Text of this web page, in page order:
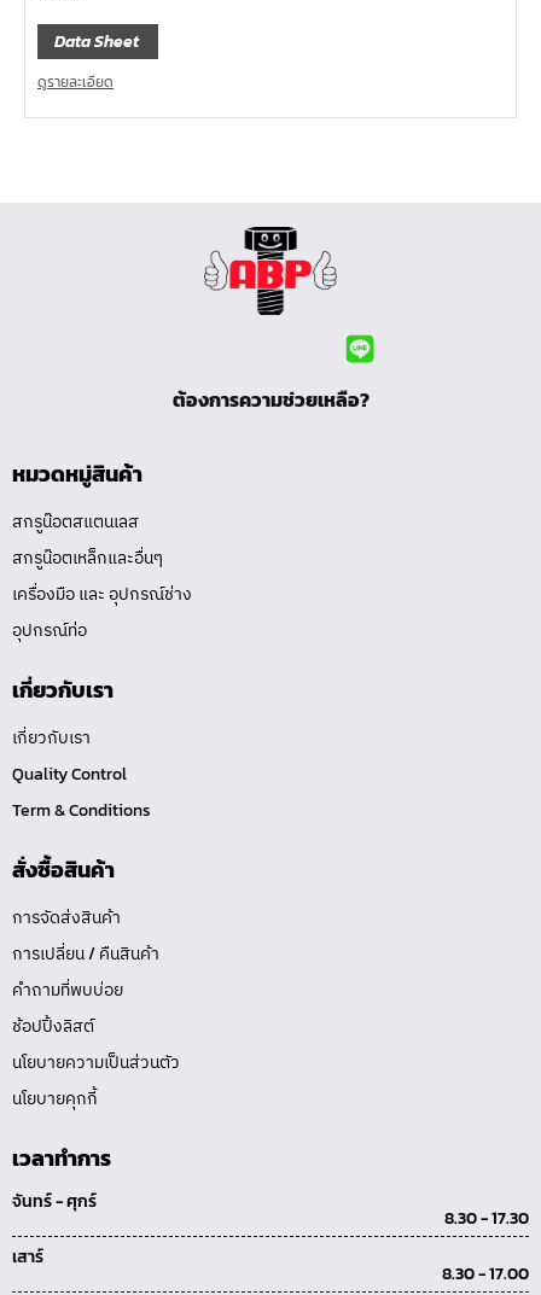
Data Sheet
ดูรายละเอียด
ต้องการความช่วยเหลือ?
หมวดหมู่สินค้า
สกรูน๊อตสแตนเลส
สกรูน๊อตเหล็กและอื่นๆ
เครื่องมือ และ อุปกรณ์ช่าง
อุปกรณ์ท่อ
เกี่ยวกับเรา
เกี่ยวกับเรา
Quality Control
Term & Conditions
สั่งซื้อสินค้า
การจัดส่งสินค้า
การเปลี่ยน / คืนสินค้า
คำถามที่พบบ่อย
ช้อปปิ้งลิสต์
นโยบายความเป็นส่วนตัว
นโยบายคุกกี้
เวลาทำการ
จันทร์ - ศุกร์
8.30 - 17.30
เสาร์
8.30 - 17.00